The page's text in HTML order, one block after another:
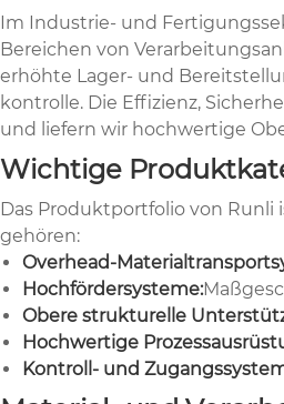
Im Industrie- und
Bereichen von
erhöhte Lager- und
kontrolle. Die Effizienz,
und liefern wir hochwertige
Wichtige
Das Produktportfolio von Runli
gehören:
Overhead-
Hochfördersysteme:
Obere strukturelle
Hochwertige
Kontroll- und